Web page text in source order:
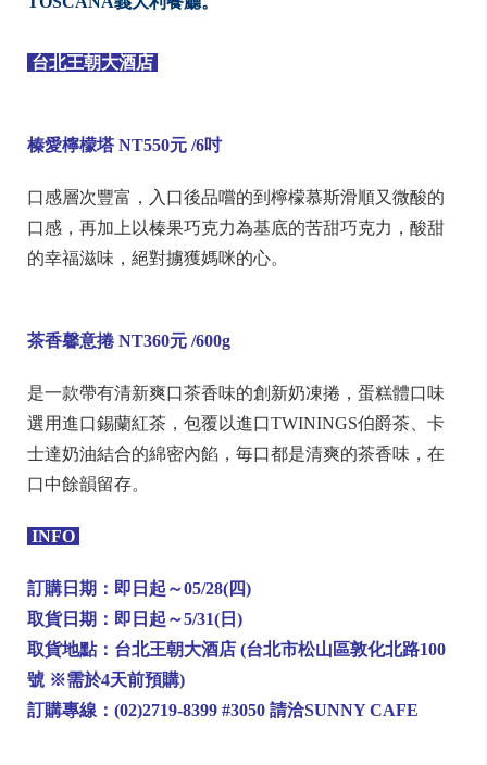
台北王朝大酒店
榛愛檸檬塔 NT550元 /6吋
口感層次豐富，入口後品嚐的到檸檬慕斯滑順又微酸的
口感，再加上以榛果巧克力為基底的苦甜巧克力，酸甜
的幸福滋味，絕對擄獲媽咪的心。
茶香馨意捲 NT360元 /600g
是一款帶有清新爽口茶香味的創新奶凍捲，蛋糕體口味
選用進口錫蘭紅茶，包覆以進口TWININGS伯爵茶、卡
士達奶油結合的綿密內餡，毎口都是清爽的茶香味，在
口中餘韻留存。
INFO
訂購日期：即日起～05/28(四)
取貨日期：即日起～5/31(日)
取貨地點：台北王朝大酒店 (台北市松山區敦化北路100
號 ※需於4天前預購)
訂購專線：(02)2719-8399 #3050 請洽SUNNY CAFE